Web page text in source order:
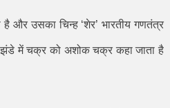
है और उसका चिन्ह ‘शेर’भारतीय गणतंत्र
झंडे में चक्र को अशोक चक्र कहा जाता है